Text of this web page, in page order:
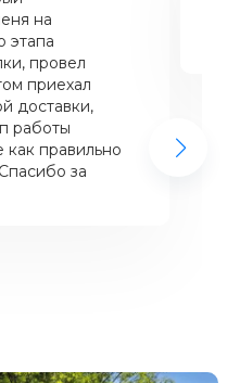
на
этапа
провел
приехал
доставки,
работы
как правильно
за